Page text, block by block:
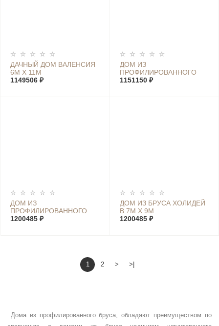
ДАЧНЫЙ ДОМ ВАЛЕНСИЯ
6М Х 11М
1149506 ₽
ДОМ ИЗ
ПРОФИЛИРОВАННОГО
БРУСА ХОЛИДЕЙ К 6М Х
1151150 ₽
ДОМ ИЗ
ПРОФИЛИРОВАННОГО
БРУСА ХОЛИДЕЙ D 7М Х
1200485 ₽
ДОМ ИЗ БРУСА ХОЛИДЕЙ
В 7М Х 9М
1200485 ₽
1 2 > >|
Дома из профилированного бруса, обладают преимуществом по